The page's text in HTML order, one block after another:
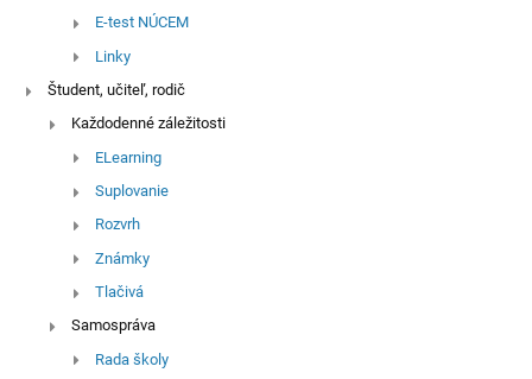
E-test NÚCEM
Linky
Študent, učiteľ, rodič
Každodenné záležitosti
ELearning
Suplovanie
Rozvrh
Známky
Tlačivá
Samospráva
Rada školy